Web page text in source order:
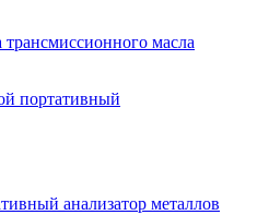
масла
анализатор металлов